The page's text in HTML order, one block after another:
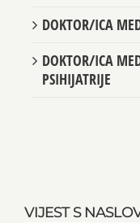
VIJEST S
DOKTOR/ICA
DOKTOR/ICA
PSIHIJATRIJE